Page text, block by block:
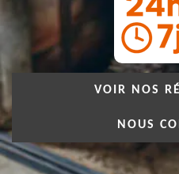
VOIR NOS
NOUS